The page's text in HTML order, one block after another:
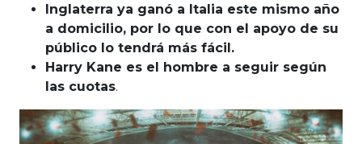
Inglaterra ya ganó a Italia este mismo año
a domicilio, por lo que con el apoyo de su
público lo tendrá más fácil.
Harry Kane es el hombre a seguir según
las cuotas.